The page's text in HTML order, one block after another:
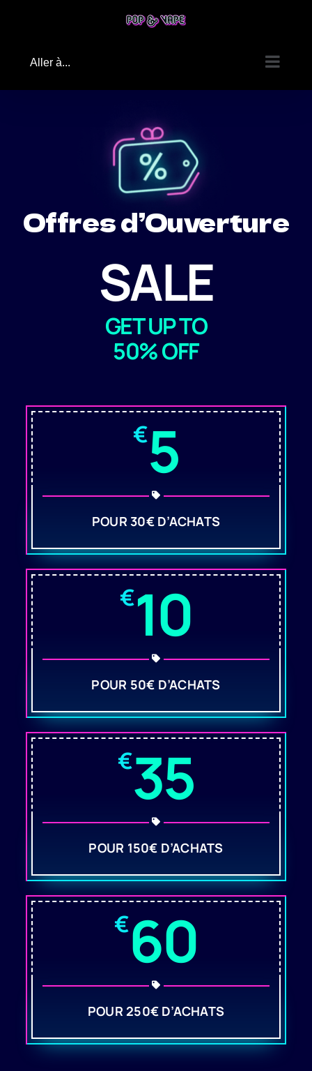
Aller à...
Offres d’Ouverture
SALE
GET UP TO
50% OFF
€5
POUR 30€ D’ACHATS
€10
POUR 50€ D’ACHATS
€35
POUR 150€ D’ACHATS
€60
POUR 250€ D’ACHATS